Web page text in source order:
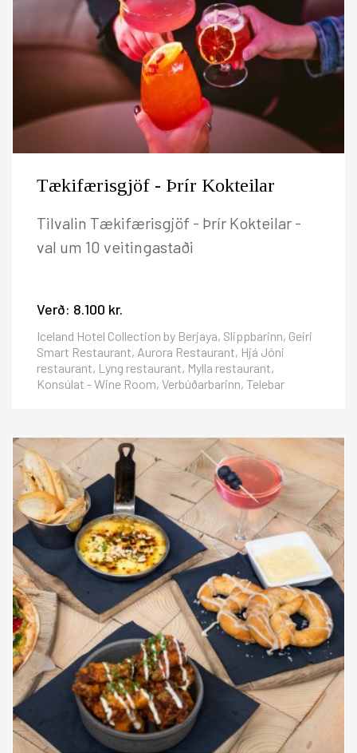
Tækifærisgjöf - Þrír Kokteilar
Tilvalin Tækifærisgjöf - Þrír Kokteilar -
val um 10 veitingastaði
Verð: 8.100 kr.
Iceland Hotel Collection by Berjaya, Slippbarinn, Geiri
Smart Restaurant, Aurora Restaurant, Hjá Jóni
restaurant, Lyng restaurant, Mylla restaurant,
Konsúlat - Wine Room, Verbúðarbarinn, Telebar